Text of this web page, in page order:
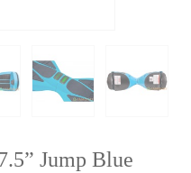
Jump Blue